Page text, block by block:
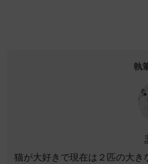
執
猫が大好きで現在は２匹の大き